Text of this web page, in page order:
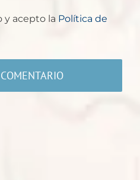
y acepto la Política de